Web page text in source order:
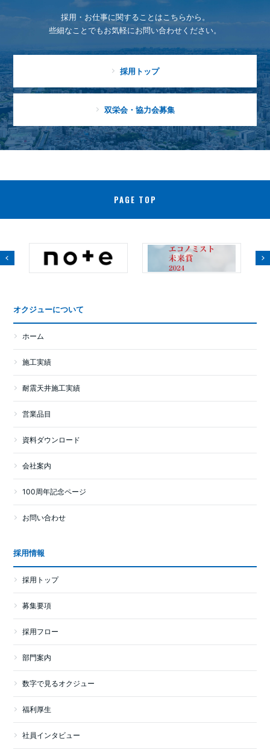
採用・お仕事に関することはこちらから。
些細なことでもお気軽にお問い合わせください。
採用トップ
双栄会・協力会募集
PAGE TOP
オクジューについて
ホーム
施工実績
耐震天井施工実績
営業品目
資料ダウンロード
会社案内
100周年記念ページ
お問い合わせ
採用情報
採用トップ
募集要項
採用フロー
部門案内
数字で見るオクジュー
福利厚生
社員インタビュー